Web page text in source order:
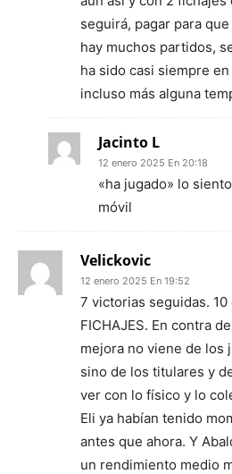
seguirá, pagar para
hay muchos partidos,
ha sido casi siempre
incluso más alguna
Jacinto L
12 enero 2025 En 20:18
«ha jugado» lo
móvil
Velickovic
12 enero 2025 En 19:52
7 victorias seguidas. 10
FICHAJES. En contra
mejora no viene de los
sino de los titulares y
ver con lo físico y lo
Eli ya habían tenido
antes que ahora. Y
un rendimiento medio